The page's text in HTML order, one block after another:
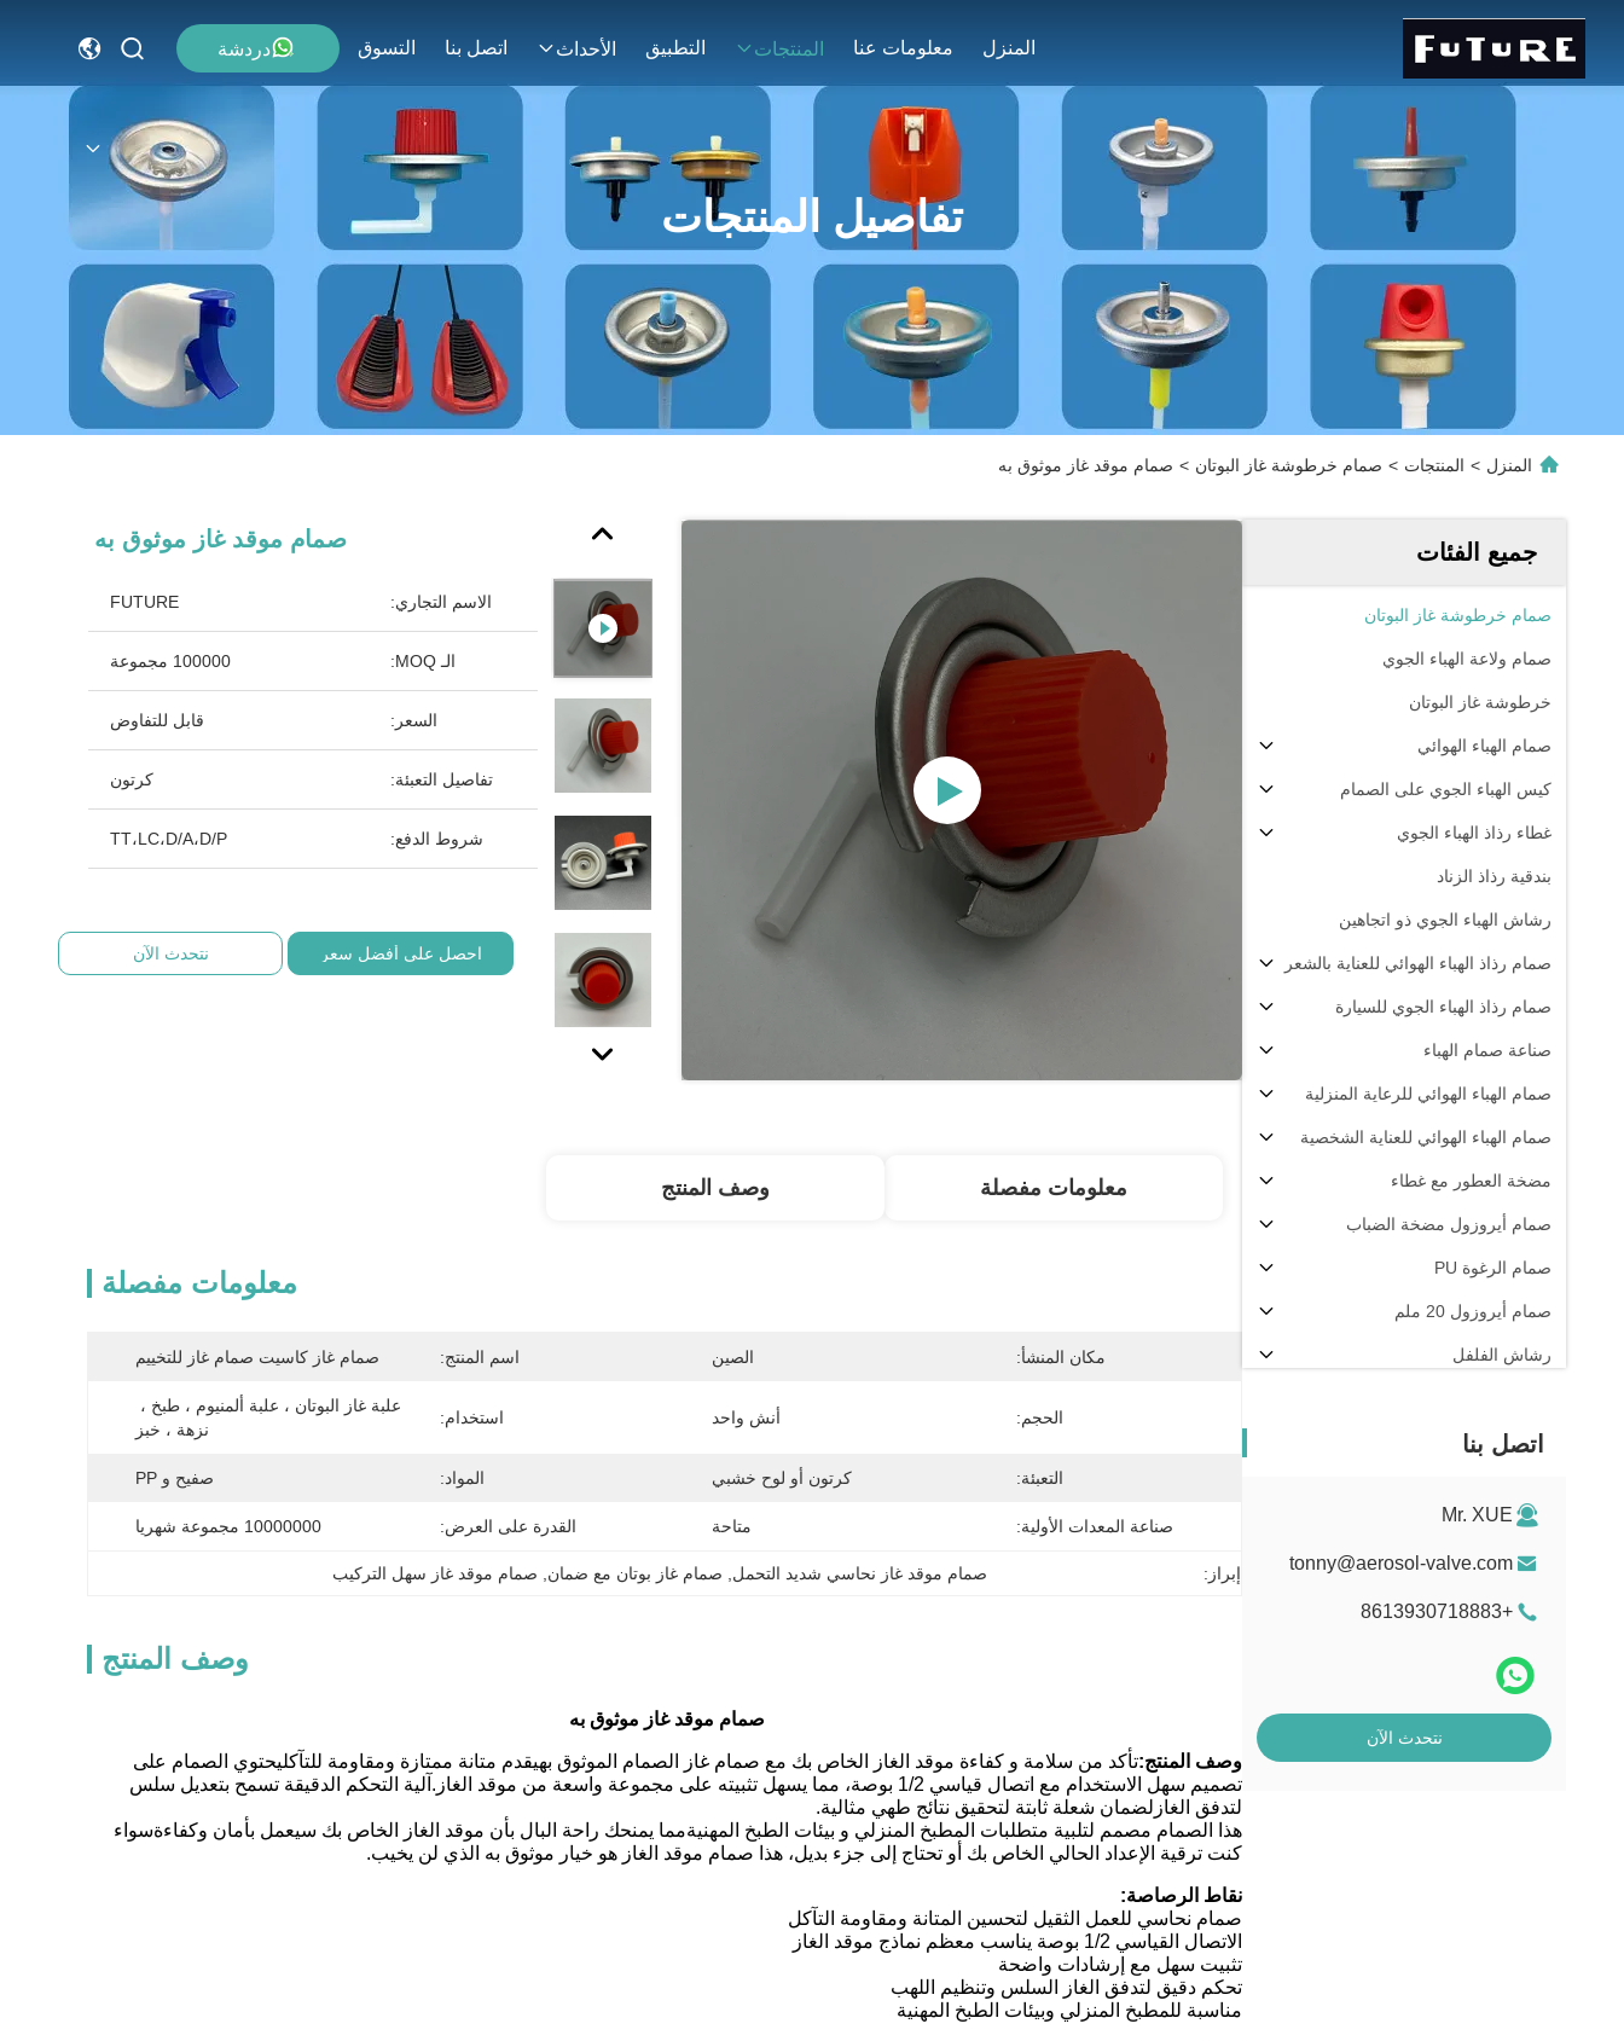
المنزل معلومات عنا المنتجات التطبيق الأحداث اتصل بنا التسوق دردشة
تفاصيل المنتجات
المنزل > المنتجات > صمام خرطوشة غاز البوتان > صمام موقد غاز موثوق به ‭‭‭‬‬‬‬‬‬‬‬‬‬‬‬‬‬‬‬‬‬‬‬‬‬‬‬‬‬‬‬‬‬‬‬‬‬‬‬‬‬‬‬‬‬‬‬‬‬‬‬‬‬‬‬‬‬‬‬‬‬‬‬‬‬‬‬‬‬‬‬‬‬‬‬‬‬‬‬‬‬‬‬‬‬‬‬‬‬‬‬‬‬‬‬‬‬‬‬‬‬‬‬‬‬‬‬‬‬‬‬‬‬‬‬‬‬‬‬‬‬‬‬‬‬‬‬‬‬‬‬‬‬‬‬‬‬‬‬‬‬‬‬‬‬‬‬‬‬‬‬‬‬‬‬‬‬‬‬‬‬‬‬‬‬‬‬‬‬‬‬‬‬‬‬‬‬‬‬‬‬‬‬‬‬‬‬‬‬‬‬‬‬‬‬‬‬‬‬‬‬‬‬‬‬‬‬‬‬‬‬‬‬‬‬‬‬‬‬‬‬‬‬‬‬‬‬‬‬‬‬‬‬‬‬‬‬‬‬‬‬‬‬‬‬
جميع الفئات
صمام خرطوشة غاز البوتان
صمام ولاعة الهباء الجوي
خرطوشة غاز البوتان
صمام الهباء الهوائي
كيس الهباء الجوي على الصمام
غطاء رذاذ الهباء الجوي
بندقية رذاذ الزناد
رشاش الهباء الجوي ذو اتجاهين
صمام رذاذ الهباء الهوائي للعناية بالشعر
صمام رذاذ الهباء الجوي للسيارة
صناعة صمام الهباء
صمام الهباء الهوائي للرعاية المنزلية
صمام الهباء الهوائي للعناية الشخصية
مضخة العطور مع غطاء
صمام أيروزول مضخة الضباب
صمام الرغوة PU
صمام أيروزول 20 ملم
رشاش الفلفل
اتصل بنا
Mr. XUE
tonny@aerosol-valve.com
+8613930718883
نتحدث الآن
صمام موقد غاز موثوق به ‭‭‭‬‬‬‬‬‬‬‬‬‬‬‬‬‬‬‬‬‬‬‬‬‬‬‬‬‬‬‬‬‬‬‬‬‬‬‬‬‬‬‬‬‬‬‬‬‬‬‬‬‬‬‬‬‬‬‬‬‬‬‬‬‬‬‬‬‬‬‬‬‬‬‬‬‬‬‬‬‬‬‬‬‬‬‬‬‬‬‬‬‬‬‬‬‬‬‬‬‬‬‬‬‬‬‬‬‬‬‬‬‬‬‬‬‬‬‬‬‬‬‬‬‬‬‬‬‬‬‬‬‬‬‬‬‬‬‬‬‬‬‬‬‬‬‬‬‬‬‬‬‬‬‬‬‬‬‬‬‬‬‬‬‬‬‬‬‬‬‬‬‬‬‬‬‬‬‬‬‬‬‬‬‬‬‬‬‬‬‬‬‬‬‬‬‬‬‬‬‬‬‬‬‬‬‬‬‬‬‬‬‬‬‬‬‬‬‬‬‬‬‬‬‬‬‬‬‬‬‬‬‬‬‬‬‬‬‬‬‬‬‬‬‬
الاسم التجاري: FUTURE
الـ MOQ: 100000 مجموعة
السعر: قابل للتفاوض
تفاصيل التعبئة: كرتون
شروط الدفع: TT،LC،D/A،D/P
احصل على أفضل سعر نتحدث الآن
معلومات مفصلة وصف المنتج
معلومات مفصلة
مكان المنشأ: الصين اسم المنتج: صمام غاز كاسيت صمام غاز للتخييم
الحجم: أنش واحد استخدام:
نزهة ، خبز
التعبئة: كرتون أو لوح خشبي المواد: صفيح و PP
صناعة المعدات الأولية: متاحة القدرة على العرض: 10000000 مجموعة شهريا
إبراز: صمام موقد غاز نحاسي شديد التحمل صمام غاز بوتان مع ضمان صمام موقد غاز سهل التركيب
وصف المنتج
صمام موقد غاز موثوق به ‭‭‭‬‬‬‬‬‬‬‬‬‬‬‬‬‬‬‬‬‬‬‬‬‬‬‬‬‬‬‬‬‬‬‬‬‬‬‬‬‬‬‬‬‬‬‬‬‬‬‬‬‬‬‬‬‬‬‬‬‬‬‬‬‬‬‬‬‬‬‬‬‬‬‬‬‬‬‬‬‬‬‬‬‬‬‬‬‬‬‬‬‬‬‬‬‬‬‬‬‬‬‬‬‬‬‬‬‬‬‬‬‬‬‬‬‬‬‬‬‬‬‬‬‬‬‬‬‬‬‬‬‬‬‬‬‬‬‬‬‬‬‬‬‬‬‬‬‬‬‬‬‬‬‬‬‬‬‬‬‬‬‬‬‬‬‬‬‬‬‬‬‬‬‬‬‬‬‬‬‬‬‬‬‬‬‬‬‬‬‬‬‬‬‬‬‬‬‬‬‬‬‬‬‬‬‬‬‬‬‬‬‬‬‬‬‬‬‬‬‬‬‬‬‬‬‬‬‬‬‬‬‬‬‬‬‬‬‬‬‬‬‬‬‬
وصف المنتج:تأكد من سلامة و كفاءة موقد الغاز الخاص بك مع صمام غاز الصمام الموثوق بهيقدم متانة ممتازة ومقاومة للتآكليحتوي الصمام على
تصميم سهل الاستخدام مع اتصال قياسي 1/2 بوصة، مما يسهل تثبيته على مجموعة واسعة من موقد الغاز.آلية التحكم الدقيقة تسمح بتعديل سلس
لتدفق الغازلضمان شعلة ثابتة لتحقيق نتائج طهي مثالية.
هذا الصمام مصمم لتلبية متطلبات المطبخ المنزلي و بيئات الطبخ المهنيةمما يمنحك راحة البال بأن موقد الغاز الخاص بك سيعمل بأمان وكفاءةسواء
كنت ترقية الإعداد الحالي الخاص بك أو تحتاج إلى جزء بديل، هذا صمام موقد الغاز هو خيار موثوق به الذي لن يخيب.
نقاط الرصاصة:
صمام نحاسي للعمل الثقيل لتحسين المتانة ومقاومة التآكل
الاتصال القياسي 1/2 بوصة يناسب معظم نماذج موقد الغاز
تثبيت سهل مع إرشادات واضحة
تحكم دقيق لتدفق الغاز السلس وتنظيم اللهب
مناسبة للمطبخ المنزلي وبيئات الطبخ المهنية